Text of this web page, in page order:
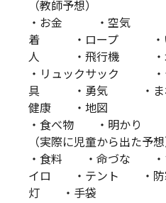
（教師予想）
・お金 ・空気
着 ・ロープ ・い
人 ・飛行機
・リュックサック
具 ・勇気 ・まわ
健康 ・地図
・食べ物 ・明かり
（実際に児童から出た予想
・食料 ・命づな ・
イロ ・テント ・防
灯 ・手袋